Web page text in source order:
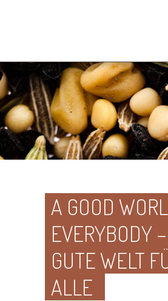
A GOOD
EVERYBODY
GUTE WELT
ALLE